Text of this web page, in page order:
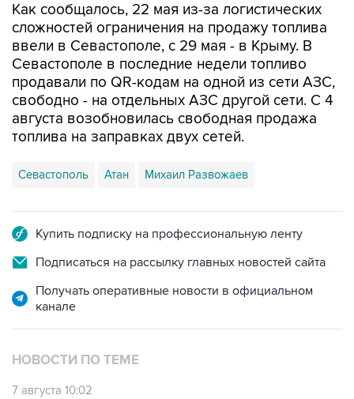
Как сообщалось, 22 мая из-за логистических
сложностей ограничения на продажу топлива
ввели в Севастополе, с 29 мая - в Крыму. В
Севастополе в последние недели топливо
продавали по QR-кодам на одной из сети АЗС,
свободно - на отдельных АЗС другой сети. С 4
августа возобновилась свободная продажа
топлива на заправках двух сетей.
Севастополь Атан Михаил Развожаев
Купить подписку на профессиональную ленту
Подписаться на рассылку главных новостей сайта
Получать оперативные новости в официальном
канале
НОВОСТИ ПО ТЕМЕ
7 августа 10:02